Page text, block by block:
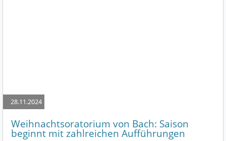
28.11.2024
Weihnachtsoratorium von Bach: Saison
beginnt mit zahlreichen Aufführungen